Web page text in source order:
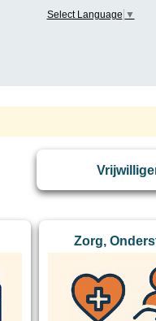
Select Language ▼
Zorg,